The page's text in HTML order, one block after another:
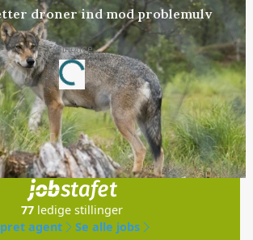
droner ind mod problemulv
Annonce
Loading...
Jobs
i samarbejde med
77 ledige stillinger
agent
Se alle jobs